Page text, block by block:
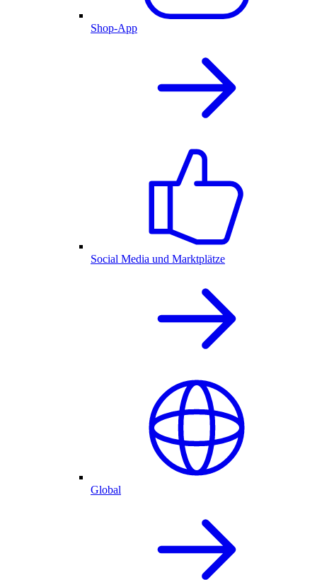
Shop-App
Social Media und Marktplätze
Global